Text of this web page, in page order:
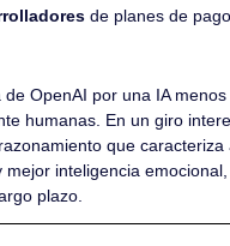
de planes de
OpenAI por una IA
humanas. En un giro
que
inteligencia
plazo.